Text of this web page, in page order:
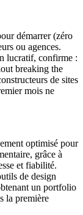
démarrer (zéro
ou agences.
lucratif, confirme :
breaking the
de sites
mois ne
optimisé pour
grâce à
et fiabilité.
de design
un portfolio
la première